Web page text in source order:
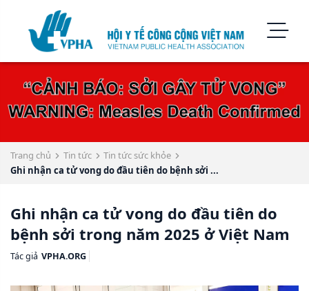
Trang chủ Tin tức
Tin tức sức khỏe
Ghi nhận ca tử vong do đầu tiên do bệnh sởi ...
Ghi nhận ca tử vong do đầu tiên do
bệnh sởi trong năm 2025 ở Việt Nam
Tác giả VPHA.ORG